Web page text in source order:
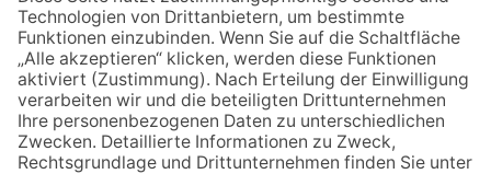
Email schreiben
Uns unterstützen / Spenden
Alle Termine
Übersichtskarte